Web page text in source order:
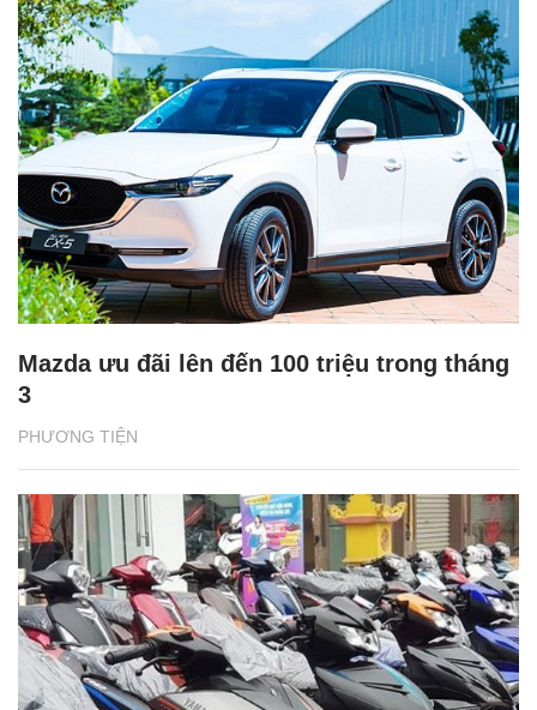
PHƯƠNG TIỆN
Mazda ưu đãi lên đến 100 triệu trong tháng
3